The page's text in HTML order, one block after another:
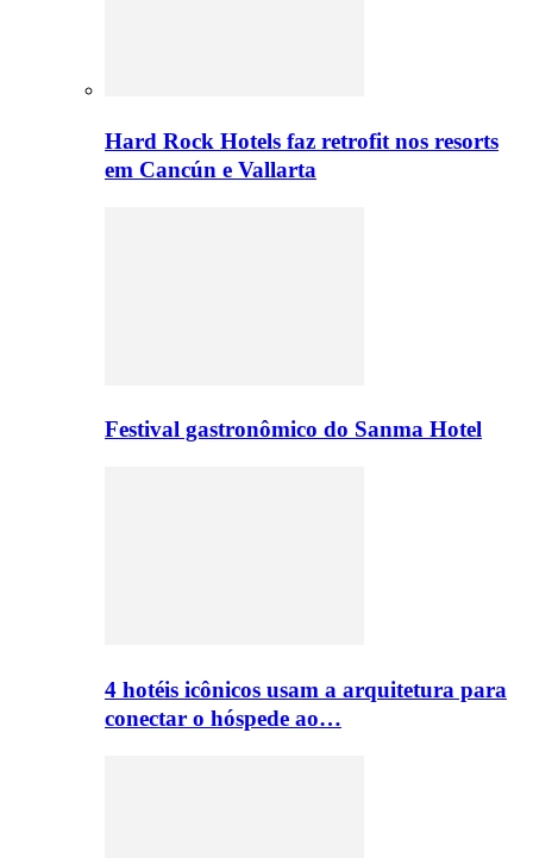
Hard Rock Hotels faz retrofit nos resorts
em Cancún e Vallarta
Festival gastronômico do Sanma Hotel
4 hotéis icônicos usam a arquitetura para
conectar o hóspede ao…